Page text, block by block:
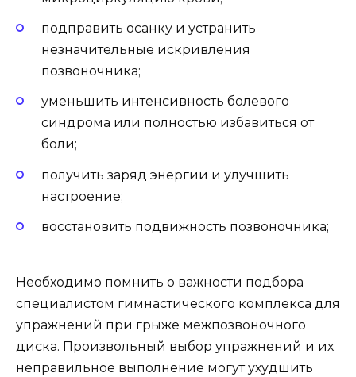
подправить осанку и устранить
незначительные искривления
позвоночника;
уменьшить интенсивность болевого
синдрома или полностью избавиться от
боли;
получить заряд энергии и улучшить
настроение;
восстановить подвижность позвоночника;
Необходимо помнить о важности подбора
специалистом гимнастического комплекса для
упражнений при грыже межпозвоночного
диска. Произвольный выбор упражнений и их
неправильное выполнение могут ухудшить